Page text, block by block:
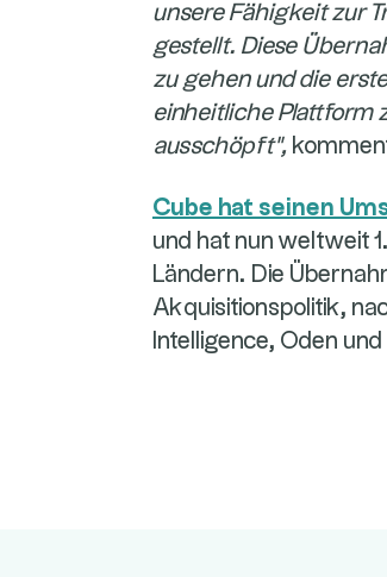
unsere Fähigkeit zur
gestellt. Diese
zu gehen und die
einheitliche Plattform
ausschöpft",
Cube hat seinen
und hat nun weltweit
Ländern. Die
Akquisitionspolitik,
Intelligence, Oden